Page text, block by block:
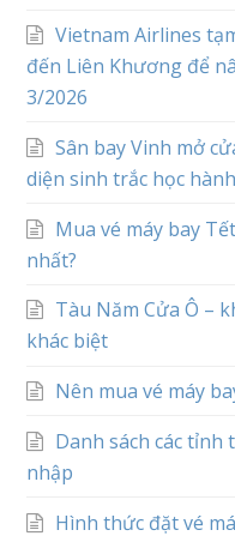
Vietnam Airlines
đến Liên Khương để
3/2026
Sân bay Vinh mở
diện sinh trắc học
Mua vé máy bay
nhất?
Tàu Năm Cửa Ô –
khác biệt
Nên mua vé máy
Danh sách các tỉnh
nhập
Hình thức đặt vé